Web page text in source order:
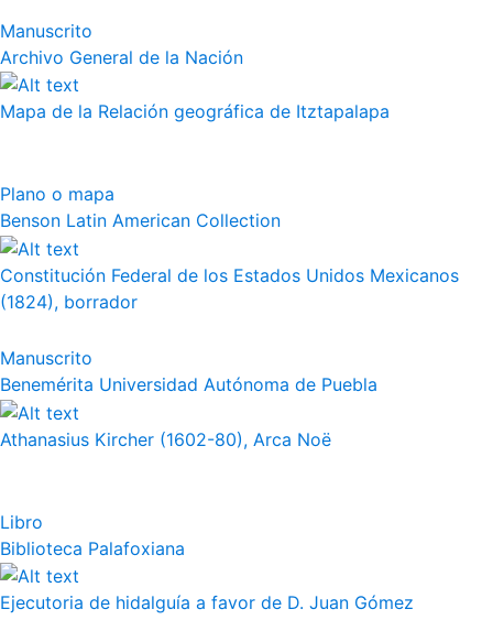
Manuscrito
Archivo General de la Nación
Mapa de la Relación geográfica de Itztapalapa
Plano o mapa
Benson Latin American Collection
Constitución Federal de los Estados Unidos Mexicanos
(1824), borrador
Manuscrito
Benemérita Universidad Autónoma de Puebla
Athanasius Kircher (1602-80), Arca Noë
Libro
Biblioteca Palafoxiana
Ejecutoria de hidalguía a favor de D. Juan Gómez